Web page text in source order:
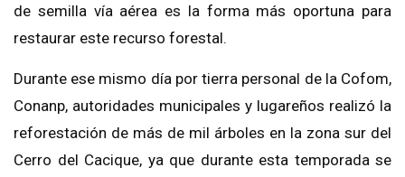
de semilla vía aérea es la forma más oportuna para
restaurar este recurso forestal.
Durante ese mismo día por tierra personal de la Cofom,
Conanp, autoridades municipales y lugareños realizó la
reforestación de más de mil árboles en la zona sur del
Cerro del Cacique, ya que durante esta temporada se